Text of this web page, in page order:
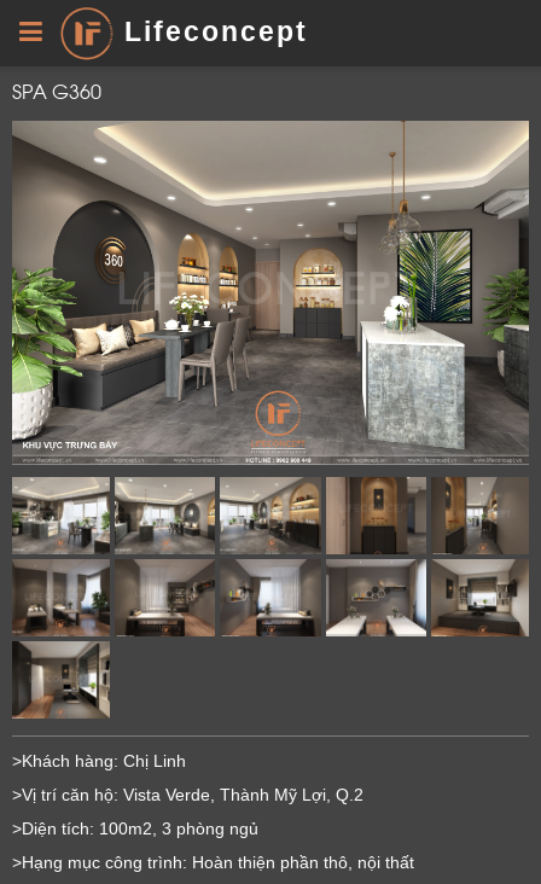
Lifeconcept
SPA G360
>Khách hàng: Chị Linh
>Vị trí căn hộ: Vista Verde, Thành Mỹ Lợi, Q.2
>Diện tích: 100m2, 3 phòng ngủ
>Hạng mục công trình: Hoàn thiện phần thô, nội thất